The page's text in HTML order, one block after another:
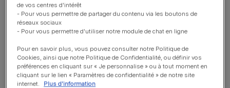
toxique comme l’antigel, ou exposition à une substance
dangereuse pour les chats.
Les lésions aiguës peuvent être réversibles ou
permanentes. La gravité dépend de la cause et surtout
de la rapidité avec laquelle votre chat reçoit des soins.
de vos centres d'intérêt
- Pour vous permettre de partager du contenu via les boutons de
réseaux sociaux
- Pour vous permettre d'utiliser notre module de chat en ligne
Pour en savoir plus, vous pouvez consulter notre Politique de
Cookies, ainsi que notre Politique de Confidentialité, ou définir vos
préférences en cliquant sur « Je personnalise » ou à tout moment en
cliquant sur le lien « Paramètres de confidentialité » de notre site
internet.
Plus d'information